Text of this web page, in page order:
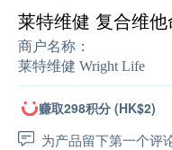
莱特维健 复合维
商户名称：
莱特维健 Wright Life
赚取298积分 (HK$2)
为产品留下第一个评